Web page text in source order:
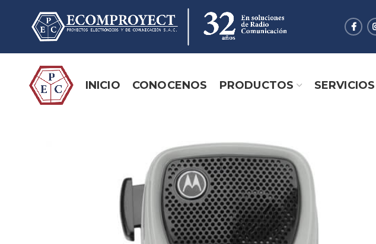
INICIO CONOCENOS PRODUCTOS SERVICIOS